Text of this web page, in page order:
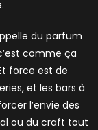
du parfum
comme ça
force est de
et les bars à
l’envie des
ou du craft tout